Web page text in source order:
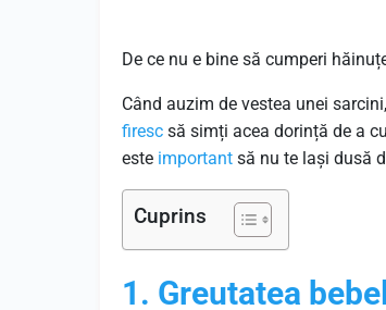
De ce nu e bine să cumperi
Când auzim de vestea unei
firesc să simți acea dorință de a
este important să nu te lași dusă
Cuprins
1. Greutatea